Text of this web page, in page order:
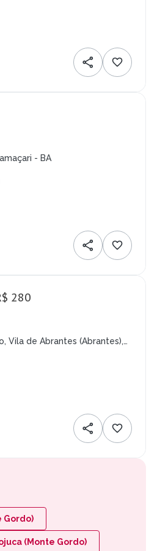
- BA
280
Vila de Abrantes (Abrantes),
Gordo)
(Monte Gordo)